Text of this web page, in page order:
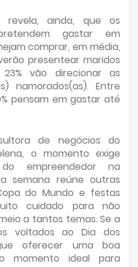
revela, ainda, que os
gastar em
comprar, em média,
presentear maridos
vão direcionar as
namorados(as). Entre
pensam em gastar até
de negócios do
o momento exige
empreendedor na
semana reúne outras
do Mundo e festas
cuidado para não
a tantos temas. Se a
voltados ao Dia dos
oferecer uma boa
momento ideal para